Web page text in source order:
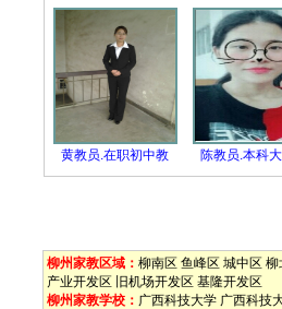
黄教员.在职初中教 陈教员.本科
柳州家教区域： 柳南区 鱼峰区 城中区 柳
产业开发区
旧机场开发区 基隆开发区
柳州家教学校： 广西科技大学 广西科技